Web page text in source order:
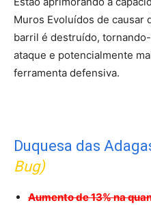
Muros Evoluídos de causar
barril é destruído,
ataque e potencialmente
ferramenta defensiva.
Duquesa das
Bug)
Aumento de 13% na